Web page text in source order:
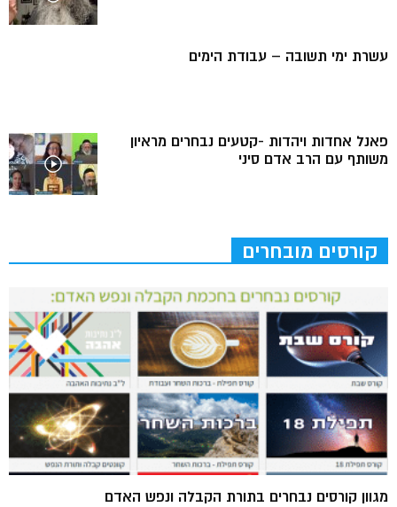
עשרת ימי תשובה – עבודת הימים
פאנל אחדות ויהדות -קטעים נבחרים מראיון
משותף עם הרב אדם סיני
קורסים מובחרים
מגוון קורסים נבחרים בתורת הקבלה ונפש האדם